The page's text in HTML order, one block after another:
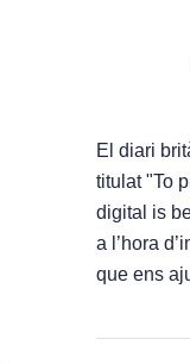
El diari
titulat "To
digital is
a l’hora
que ens